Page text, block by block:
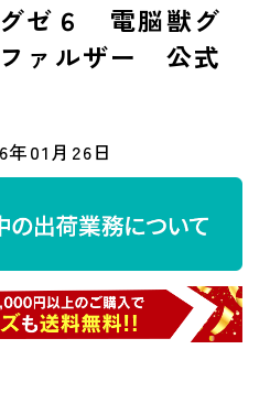
ゼ６ 電脳獣グ
ァルザー 公式
年01月26日